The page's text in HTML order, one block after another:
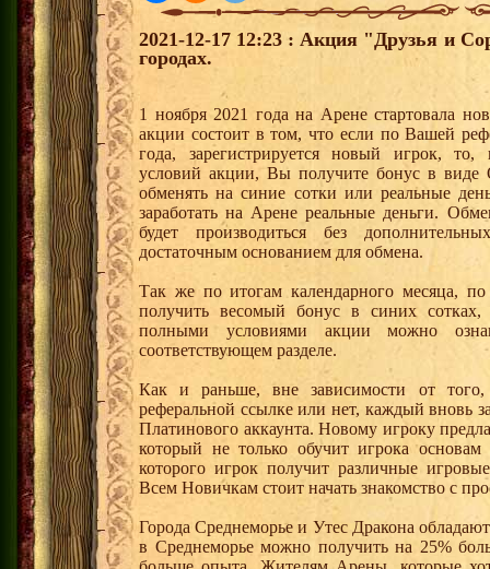
2021-12-17 12:23 : Акция "Друзья и
городах.
1 ноября 2021 года на Арене стартовала
акции состоит в том, что если по Вашей
года, зарегистрируется новый игрок,
условий акции, Вы получите бонус в
обменять на синие сотки или реальные
заработать на Арене реальные деньги.
будет производиться без
достаточным основанием для обмена.
Так же по итогам календарного месяца,
получить весомый бонус в синих
полными условиями акции можно
соответствующем разделе.
Как и раньше, вне зависимости от того,
реферальной ссылке или нет, каждый вновь
Платинового аккаунта. Новому игроку
который не только обучит игрока
которого игрок получит различные
Всем Новичкам стоит начать знакомство с
Города Среднеморье и Утес Дракона
в Среднеморье можно получить на 25%